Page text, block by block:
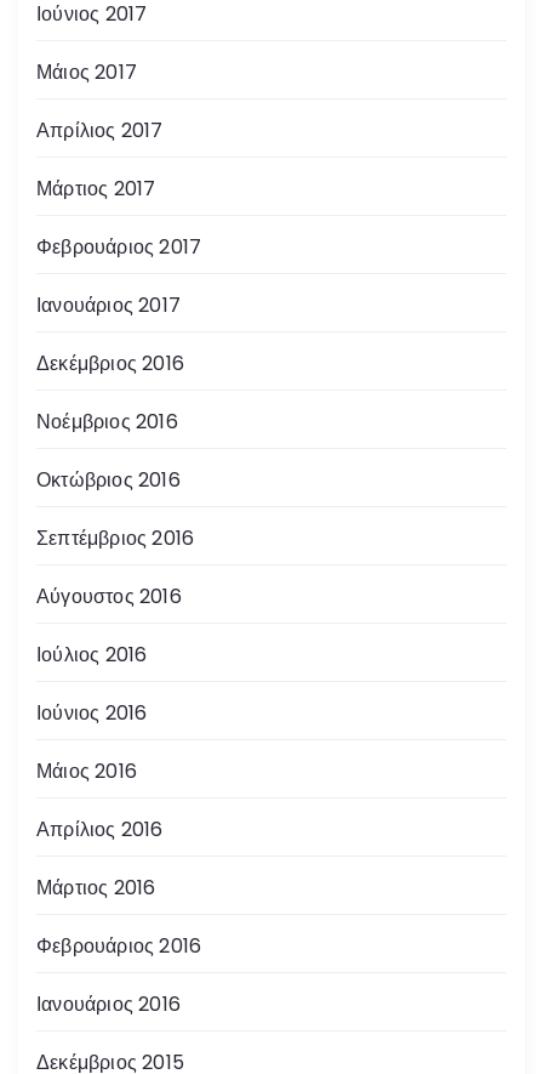
Ιούνιος 2017
Μάιος 2017
Απρίλιος 2017
Μάρτιος 2017
Φεβρουάριος 2017
Ιανουάριος 2017
Δεκέμβριος 2016
Νοέμβριος 2016
Οκτώβριος 2016
Σεπτέμβριος 2016
Αύγουστος 2016
Ιούλιος 2016
Ιούνιος 2016
Μάιος 2016
Απρίλιος 2016
Μάρτιος 2016
Φεβρουάριος 2016
Ιανουάριος 2016
Δεκέμβριος 2015